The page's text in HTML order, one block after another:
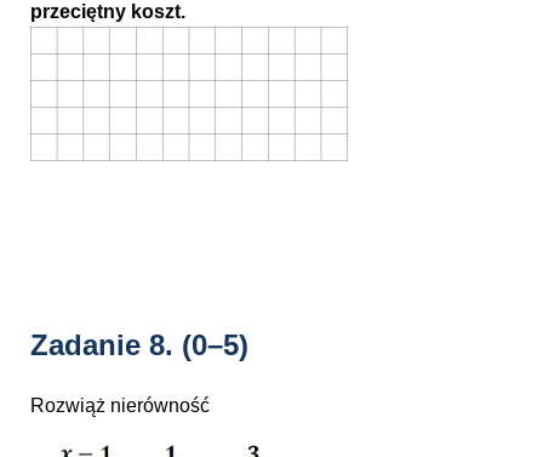
przeciętny koszt.
Zadanie 8. (0–5)
Rozwiąż nierówność